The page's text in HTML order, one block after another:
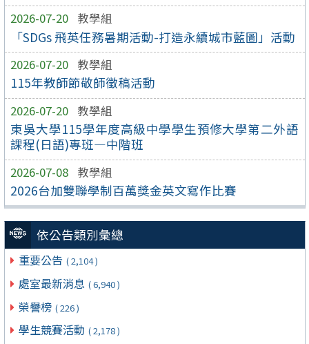
2026-07-20 教學組
「SDGs 飛英任務暑期活動-打造永續城市藍圖」活動
2026-07-20 教學組
115年教師節敬師徵稿活動
2026-07-20 教學組
東吳大學115學年度高級中學學生預修大學第二外語
課程(日語)專班—中階班
2026-07-08 教學組
2026台加雙聯學制百萬獎金英文寫作比賽
依公告類別彙總
重要公告 ( 2,104 )
處室最新消息 ( 6,940 )
榮譽榜 ( 226 )
學生競賽活動 ( 2,178 )